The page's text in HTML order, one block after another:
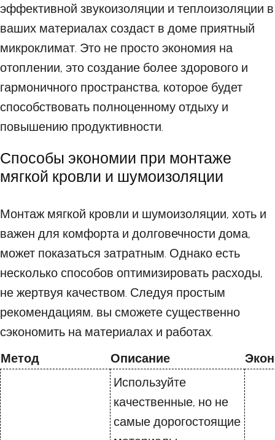
эффективной звукоизоляции и теплоизоляции в
ваших материалах создаст в доме приятный
микроклимат. Это не просто экономия на
отоплении, это создание более здорового и
гармоничного пространства, которое будет
способствовать полноценному отдыху и
повышению продуктивности.
Способы экономии при монтаже
мягкой кровли и шумоизоляции
Монтаж мягкой кровли и шумоизоляции, хоть и
важен для комфорта и долговечности дома,
может показаться затратным. Однако есть
несколько способов оптимизировать расходы,
не жертвуя качеством. Следуя простым
рекомендациям, вы сможете существенно
сэкономить на материалах и работах.
Метод
Описание
Используйте
качественные, но не
самые дорогостоящие